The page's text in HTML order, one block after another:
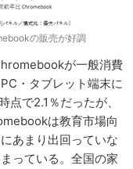
の販売が好調
が一般消費
・タブレット端末に
で2.1％だったが、
は教育市場向
あまり出回っていな
っている。全国の家